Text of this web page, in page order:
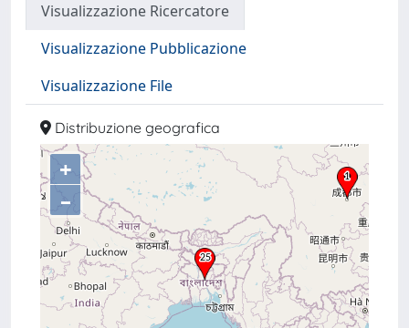
Visualizzazione Ricercatore
Visualizzazione Pubblicazione
Visualizzazione File
Distribuzione geografica
+
–